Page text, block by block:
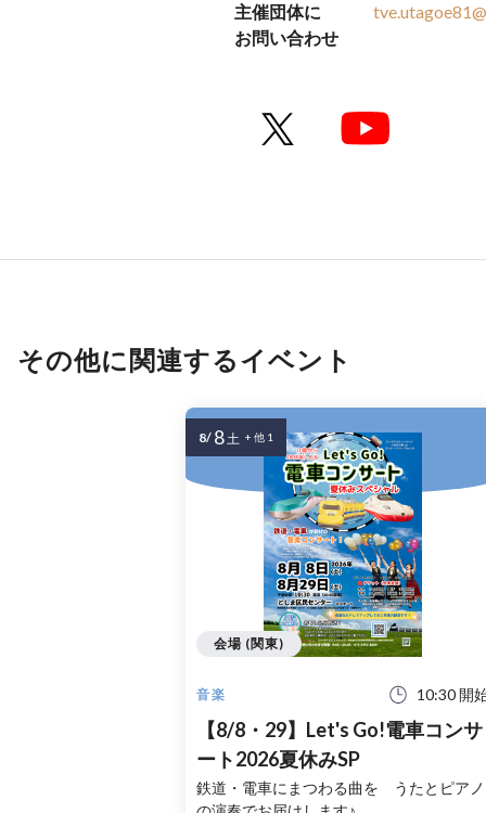
主催団体に
お問い合わせ
その他に関連するイベント
音楽 10:30 開
【8/8・29】Let's Go!電車コンサ
ート2026夏休みSP
鉄道・電車にまつわる曲を うたとピアノ
会場 (関東)
8/ 8土 + 他 1